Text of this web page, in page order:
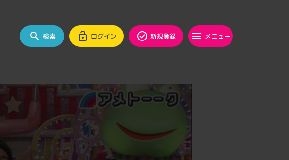
検索 ログイン 新規登録 メニュー